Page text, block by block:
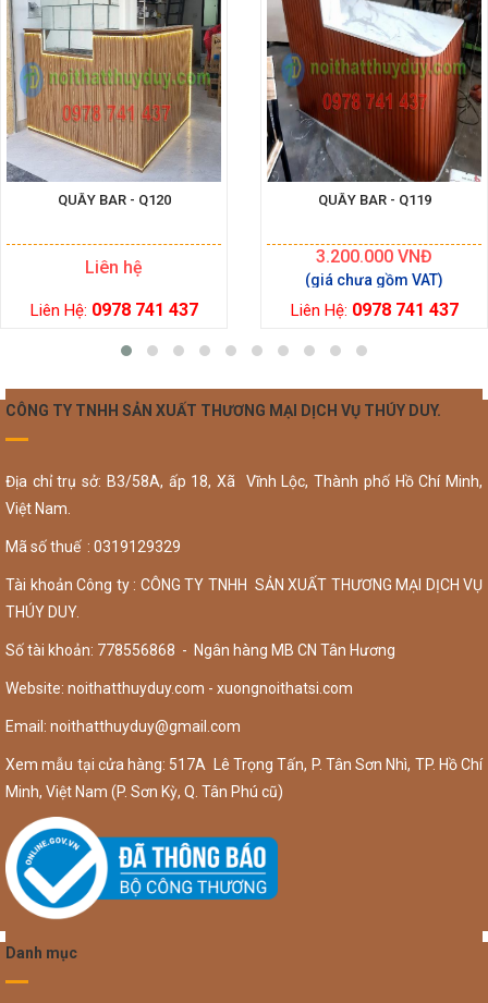
QUẦY BAR - Q120
Liên hệ
Liên Hệ: 0978 741 437
QUẦY BAR - Q119
3.200.000 VNĐ
Liên Hệ: 0978 741 437
CÔNG TY TNHH SẢN XUẤT THƯƠNG MẠI DỊCH VỤ THÚY DUY.
Địa chỉ trụ sở: B3/58A, ấp 18, Xã Vĩnh Lộc, Thành phố Hồ Chí Minh,
Việt Nam.
Mã số thuế : 0319129329
Tài khoản Công ty : CÔNG TY TNHH SẢN XUẤT THƯƠNG MẠI DỊCH VỤ
THÚY DUY.
Số tài khoản: 778556868 - Ngân hàng MB CN Tân Hương
Website: noithatthuyduy.com - xuongnoithatsi.com
Email: noithatthuyduy@gmail.com
Xem mẫu tại cửa hàng: 517A Lê Trọng Tấn, P. Tân Sơn Nhì, TP. Hồ Chí
Minh, Việt Nam (P. Sơn Kỳ, Q. Tân Phú cũ)
Danh mục